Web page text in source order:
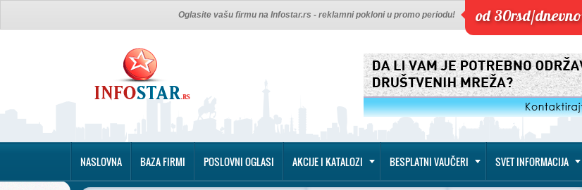
od 30rsd/dnevno
Oglasite vašu firmu na Infostar.rs - reklamni pokloni u promo periodu!
NASLOVNA BAZA FIRMI POSLOVNI OGLASI AKCIJE I KATALOZI BESPLATNI VAUČERI SVET INFORMACIJA